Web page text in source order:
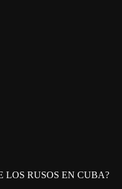
LOS RUSOS EN CUBA?